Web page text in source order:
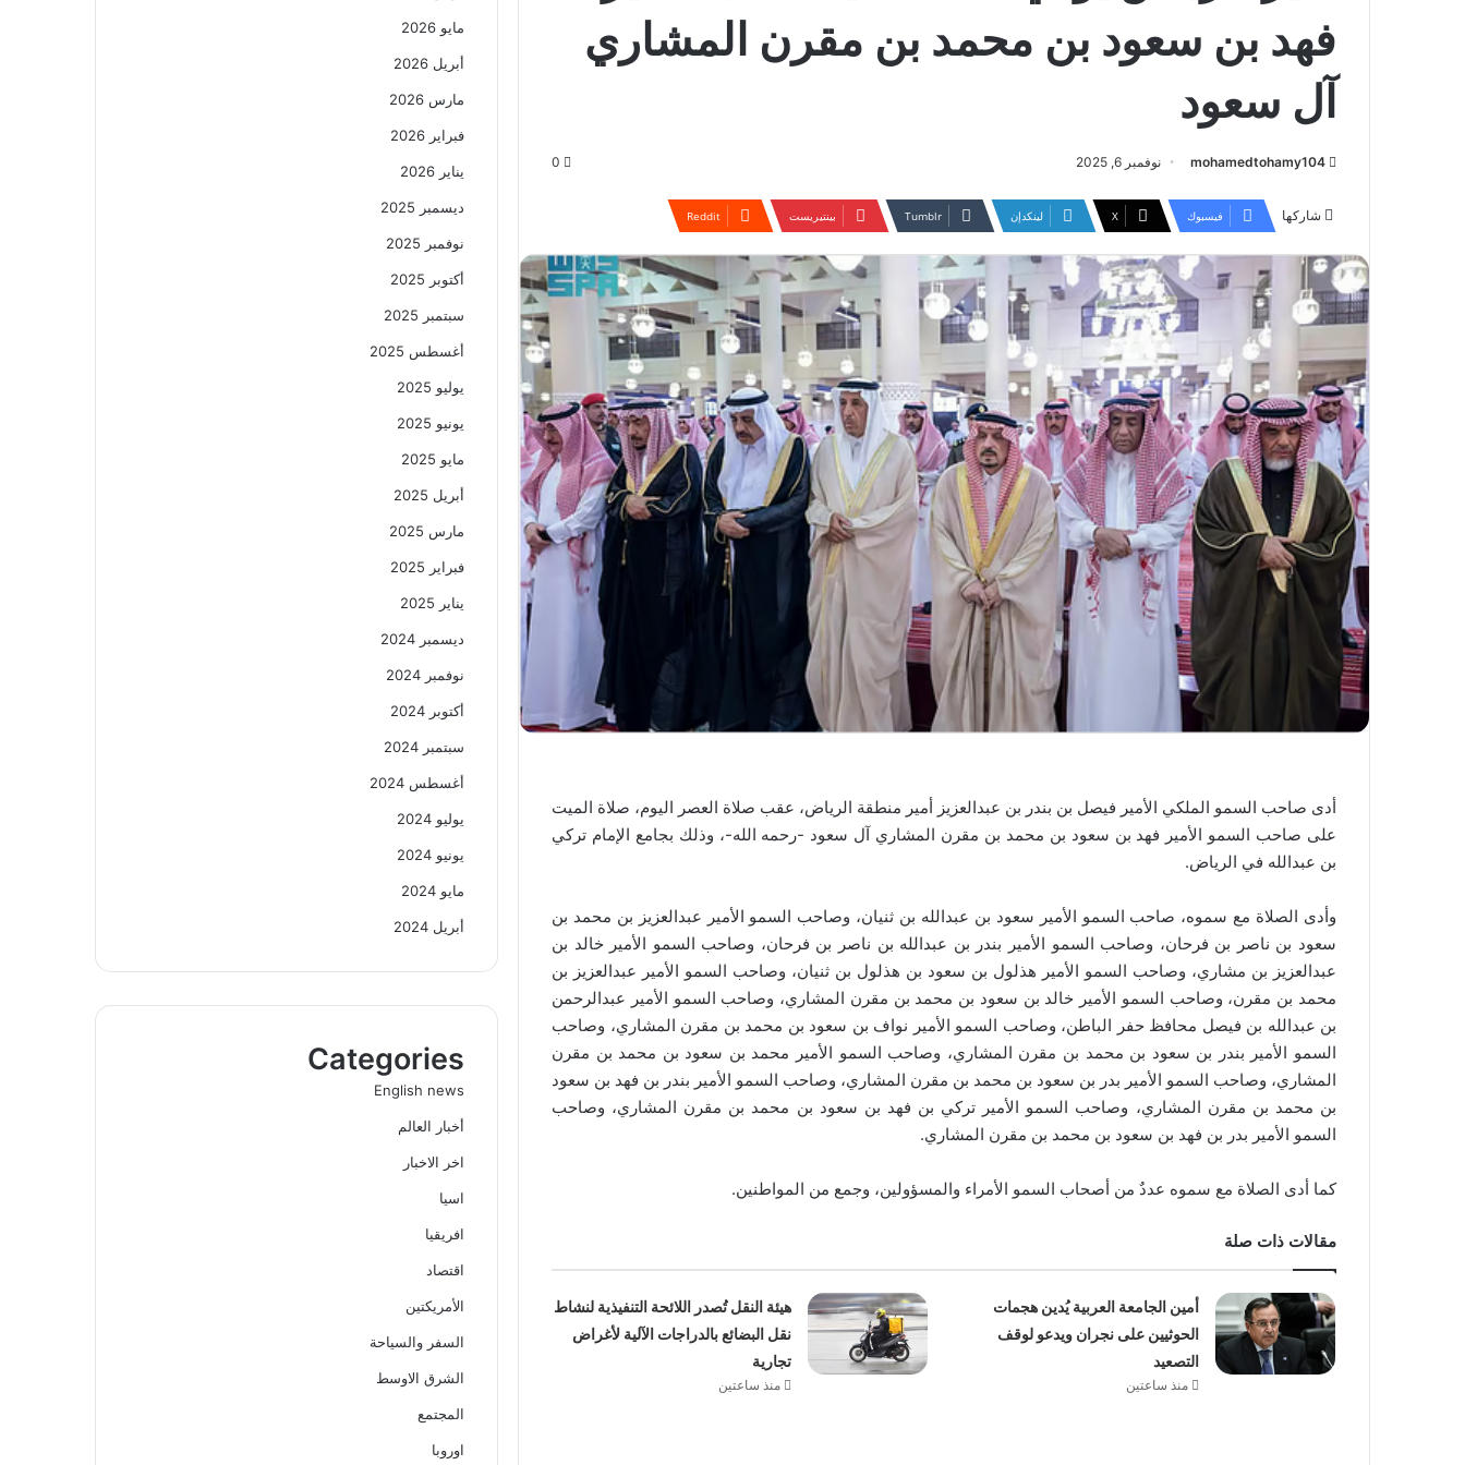
فهد بن سعود بن محمد بن مقرن المشاري
آل سعود
mohamedtohamy104 نوفمبر 6, 2025 0
شاركها فيسبوك ‫X لينكدإن بينتيريست
أدى صاحب السمو الملكي الأمير فيصل بن بندر بن عبدالعزيز أمير منطقة الرياض، عقب صلاة العصر اليوم، صلاة الميت
على صاحب السمو الأمير فهد بن سعود بن محمد بن مقرن المشاري آل سعود -رحمه الله-، وذلك بجامع الإمام تركي
بن عبدالله في الرياض.
وأدى الصلاة مع سموه، صاحب السمو الأمير سعود بن عبدالله بن ثنيان، وصاحب السمو الأمير عبدالعزيز بن محمد بن
سعود بن ناصر بن فرحان، وصاحب السمو الأمير بندر بن عبدالله بن ناصر بن فرحان، وصاحب السمو الأمير خالد بن
عبدالعزيز بن مشاري، وصاحب السمو الأمير هذلول بن سعود بن هذلول بن ثنيان، وصاحب السمو الأمير عبدالعزيز بن
محمد بن مقرن، وصاحب السمو الأمير خالد بن سعود بن محمد بن مقرن المشاري، وصاحب السمو الأمير عبدالرحمن
بن عبدالله بن فيصل محافظ حفر الباطن، وصاحب السمو الأمير نواف بن سعود بن محمد بن مقرن المشاري، وصاحب
السمو الأمير بندر بن سعود بن محمد بن مقرن المشاري، وصاحب السمو الأمير محمد بن سعود بن محمد بن مقرن
المشاري، وصاحب السمو الأمير بدر بن سعود بن محمد بن مقرن المشاري، وصاحب السمو الأمير بندر بن فهد بن سعود
بن محمد بن مقرن المشاري، وصاحب السمو الأمير تركي بن فهد بن سعود بن محمد بن مقرن المشاري، وصاحب
السمو الأمير بدر بن فهد بن سعود بن محمد بن مقرن المشاري.
كما أدى الصلاة مع سموه عددٌ من أصحاب السمو الأمراء والمسؤولين، وجمع من المواطنين.
مقالات ذات صلة
أمين الجامعة العربية يُدين هجمات
الحوثيين على نجران ويدعو لوقف
التصعيد
منذ ساعتين
هيئة النقل تُصدر اللائحة التنفيذية لنشاط
نقل البضائع بالدراجات الآلية لأغراض
تجارية
منذ ساعتين
مايو 2026
أبريل 2026
مارس 2026
فبراير 2026
يناير 2026
ديسمبر 2025
نوفمبر 2025
أكتوبر 2025
سبتمبر 2025
أغسطس 2025
يوليو 2025
يونيو 2025
مايو 2025
أبريل 2025
مارس 2025
فبراير 2025
يناير 2025
ديسمبر 2024
نوفمبر 2024
أكتوبر 2024
سبتمبر 2024
أغسطس 2024
يوليو 2024
يونيو 2024
مايو 2024
أبريل 2024
Categories
English news
أخبار العالم
اخر الاخبار
اسيا
افريقيا
اقتصاد
الأمريكتين
السفر والسياحة
الشرق الاوسط
المجتمع
اوروبا